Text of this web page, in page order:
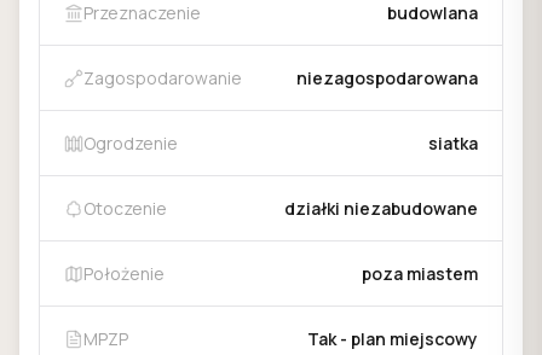
Przeznaczenie budowlana
Zagospodarowanie niezagospodarowana
Ogrodzenie siatka
Otoczenie działki niezabudowane
Położenie poza miastem
MPZP Tak - plan miejscowy